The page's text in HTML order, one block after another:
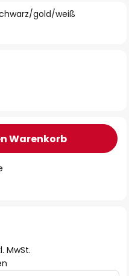
gold/weiß
Warenkorb
MwSt.